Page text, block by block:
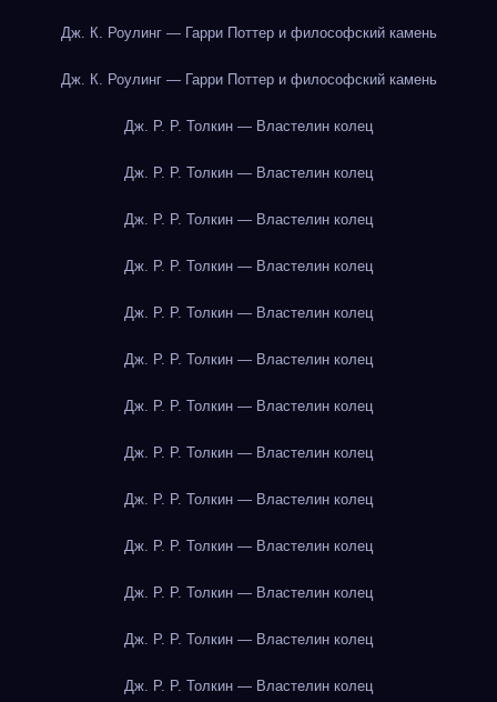
Дж. К. Роулинг — Гарри Поттер и философский камень
Дж. К. Роулинг — Гарри Поттер и философский камень
Дж. Р. Р. Толкин — Властелин колец
Дж. Р. Р. Толкин — Властелин колец
Дж. Р. Р. Толкин — Властелин колец
Дж. Р. Р. Толкин — Властелин колец
Дж. Р. Р. Толкин — Властелин колец
Дж. Р. Р. Толкин — Властелин колец
Дж. Р. Р. Толкин — Властелин колец
Дж. Р. Р. Толкин — Властелин колец
Дж. Р. Р. Толкин — Властелин колец
Дж. Р. Р. Толкин — Властелин колец
Дж. Р. Р. Толкин — Властелин колец
Дж. Р. Р. Толкин — Властелин колец
Дж. Р. Р. Толкин — Властелин колец